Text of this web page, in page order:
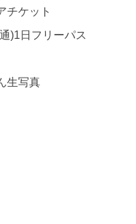
チケット
)1日フリーパス
生写真